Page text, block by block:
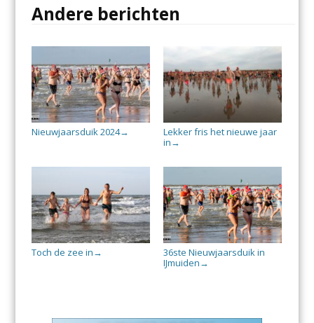
Andere berichten
Nieuwjaarsduik 2024→
Lekker fris het nieuwe jaar
in →
Toch de zee in →
36ste Nieuwjaarsduik in
IJmuiden →